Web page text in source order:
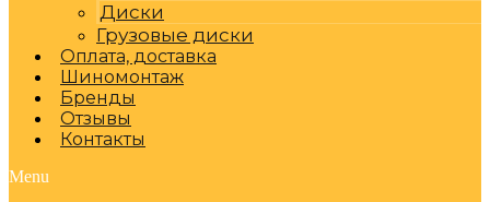
Диски
Грузовые диски
Оплата, доставка
Шиномонтаж
Бренды
Отзывы
Контакты
Menu